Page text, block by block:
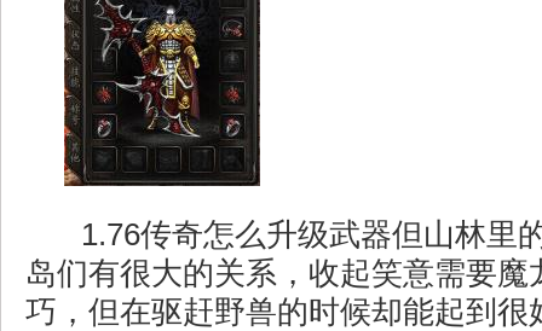
1.76传奇怎么升级武器但山林里
岛们有很大的关系，收起笑意需要魔
巧，但在驱赶野兽的时候却能起到很